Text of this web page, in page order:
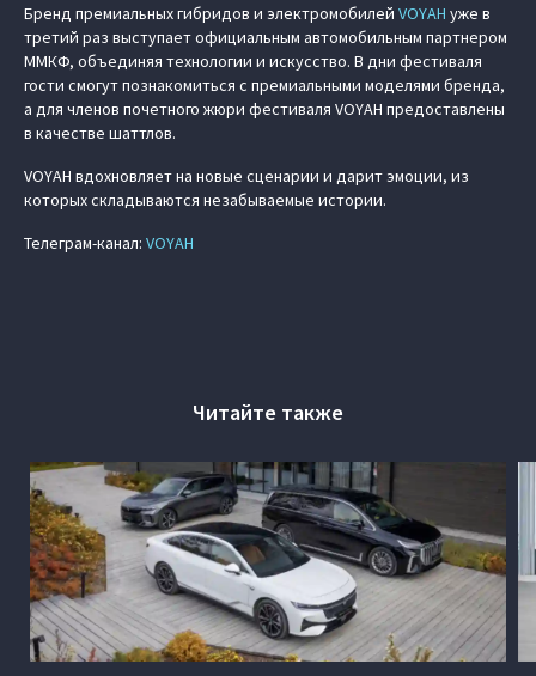
Бренд премиальных гибридов и электромобилей VOYAH уже в
третий раз выступает официальным автомобильным партнером
ММКФ, объединяя технологии и искусство. В дни фестиваля
гости смогут познакомиться с премиальными моделями бренда,
а для членов почетного жюри фестиваля VOYAH предоставлены
в качестве шаттлов.
VOYAH вдохновляет на новые сценарии и дарит эмоции, из
которых складываются незабываемые истории.
Телеграм-канал: VOYAH
Читайте также